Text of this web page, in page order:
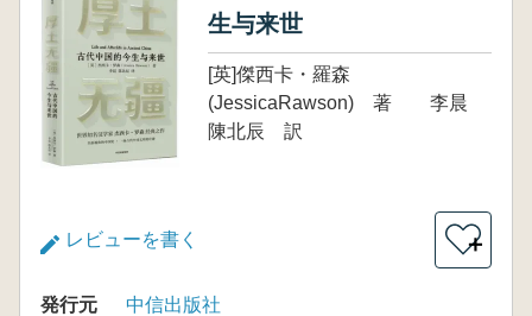
生与来世
[英]傑西卡・羅森
(JessicaRawson) 著 李晨
陳北辰 訳
レビューを書く ＋
発行元
中信出版社